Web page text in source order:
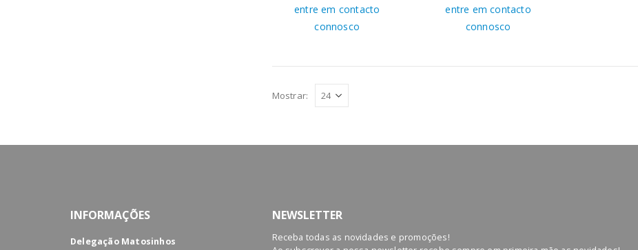
entre em contacto
connosco
entre em contacto
connosco
Mostrar:
INFORMAÇÕES
Delegação Matosinhos
NEWSLETTER
Receba todas as novidades e promoções!